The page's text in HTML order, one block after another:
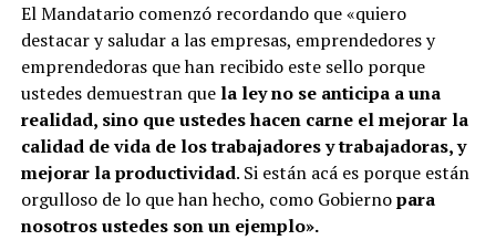
El Mandatario comenzó recordando que «quiero
destacar y saludar a las empresas, emprendedores y
emprendedoras que han recibido este sello porque
ustedes demuestran que la ley no se anticipa a una
realidad, sino que ustedes hacen carne el mejorar la
calidad de vida de los trabajadores y trabajadoras, y
mejorar la productividad. Si están acá es porque están
orgulloso de lo que han hecho, como Gobiernopara
nosotros ustedes son un ejemplo».